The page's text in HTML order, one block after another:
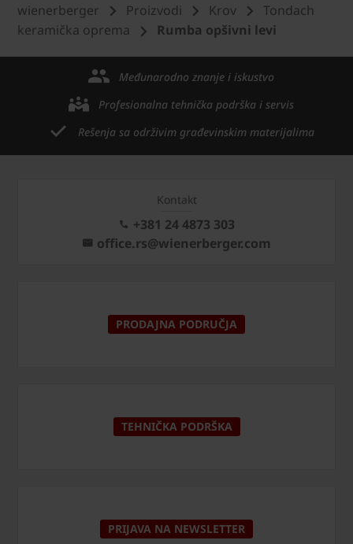
wienerberger Proizvodi Krov
Tondach
keramička oprema
Rumba opšivni levi
Međunarodno znanje i iskustvo
Profesionalna tehnička podrška i servis
Rešenja sa održivim građevinskim materijalima
Kontakt
+381 24 4873 303
office.rs@wienerberger.com
PRODAJNA PODRUČJA
TEHNIČKA PODRŠKA
PRIJAVA NA NEWSLETTER